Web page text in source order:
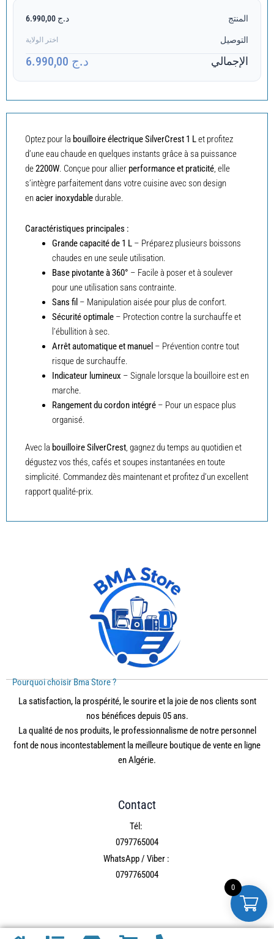
0
المنتج د.ج 6.990,00
التوصيل اختر الولاية
الإجمالي د.ج 6.990,00
Optez pour la bouilloire électrique SilverCrest 1 Let profitez
d’une eau chaude en quelques instants grâce à sa puissance
de2200W. Conçue pour allier performance et praticité, elle
s’intègre parfaitement dans votre cuisine avec son design
enacier inoxydabledurable.
Caractéristiques principales :
Grande capacité de 1 L– Préparez plusieurs boissons
chaudes en une seule utilisation.
Base pivotante à 360° – Facile à poser et à soulever
pour une utilisation sans contrainte.
Sans fil – Manipulation aisée pour plus de confort.
Sécurité optimale– Protection contre la surchauffe et
l’ébullition à sec.
Arrêt automatique et manuel – Prévention contre tout
risque de surchauffe.
Indicateur lumineux – Signale lorsque la bouilloire est en
marche.
Rangement du cordon intégré– Pour un espace plus
organisé.
Avec la bouilloire SilverCrest, gagnez du temps au quotidien et
dégustez vos thés, cafés et soupes instantanées en toute
simplicité. Commandez dès maintenant et profitez d’un excellent
rapport qualité-prix.
Pourquoi choisir Bma Store ?
La satisfaction, la prospérité, le sourire et la joie de nos clients sont
nos bénéfices depuis 05 ans.
La qualité de nos produits, le professionnalisme de notre personnel
font de nous incontestablement la meilleure boutique de vente en ligne
en Algérie.
Contact
Tél:
0797765004
WhatsApp / Viber :
0797765004